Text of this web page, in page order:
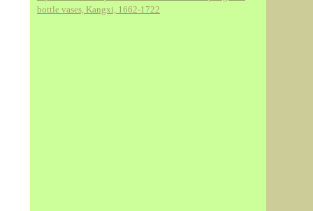
bottle vases, Kangxi, 1662-1722